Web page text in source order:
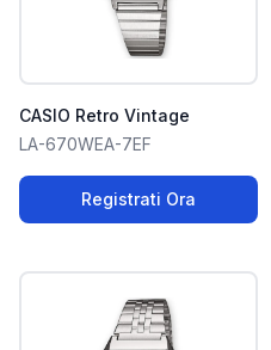
CASIO Retro Vintage
LA-670WEA-7EF
Registrati Ora